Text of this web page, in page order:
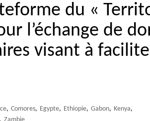
du «
l’échange de
visant à
, Comores, Egypte, Ethiopie, Gabon, Kenya,
, Zambie